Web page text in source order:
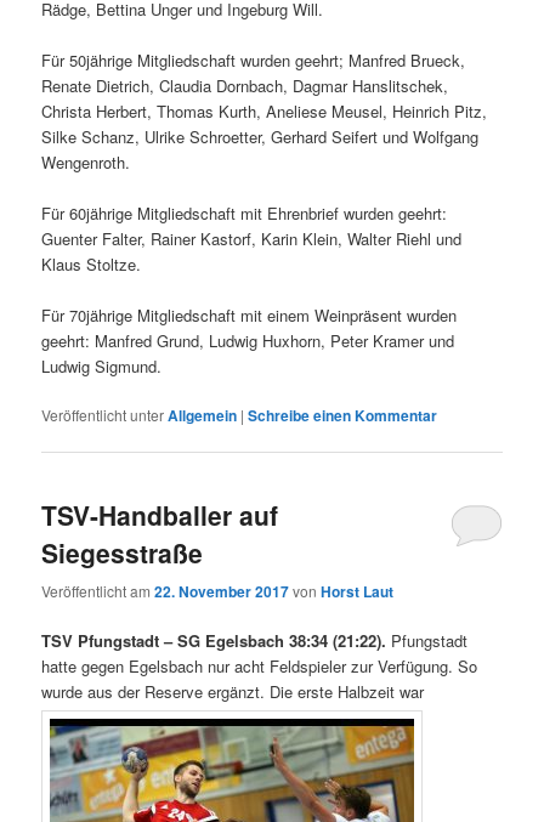
Rädge, Bettina Unger und Ingeburg Will.
Für 50jährige Mitgliedschaft wurden geehrt; Manfred Brueck,
Renate Dietrich, Claudia Dornbach, Dagmar Hanslitschek,
Christa Herbert, Thomas Kurth, Aneliese Meusel, Heinrich Pitz,
Silke Schanz, Ulrike Schroetter, Gerhard Seifert und Wolfgang
Wengenroth.
Für 60jährige Mitgliedschaft mit Ehrenbrief wurden geehrt:
Guenter Falter, Rainer Kastorf, Karin Klein, Walter Riehl und
Klaus Stoltze.
Für 70jährige Mitgliedschaft mit einem Weinpräsent wurden
geehrt: Manfred Grund, Ludwig Huxhorn, Peter Kramer und
Ludwig Sigmund.
Veröffentlicht unterAllgemein |Schreibe einen Kommentar
TSV-Handballer auf
Siegesstraße
Veröffentlicht am22. November 2017vonHorst Laut
TSV Pfungstadt – SG Egelsbach 38:34 (21:22). Pfungstadt
hatte gegen Egelsbach nur acht Feldspieler zur Verfügung. So
wurde aus der Reserve ergänzt. Die erste Halbzeit war